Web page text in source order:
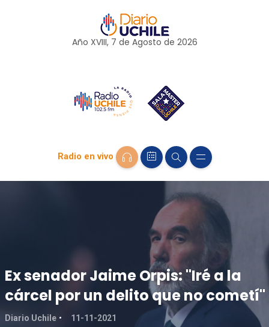
Año XVIII, 7 de Agosto de 2026
Radio en vivo
Ex senador Jaime Orpis: "Iré a la
cárcel por un delito que no cometí"
Diario Uchile 11-11-2021